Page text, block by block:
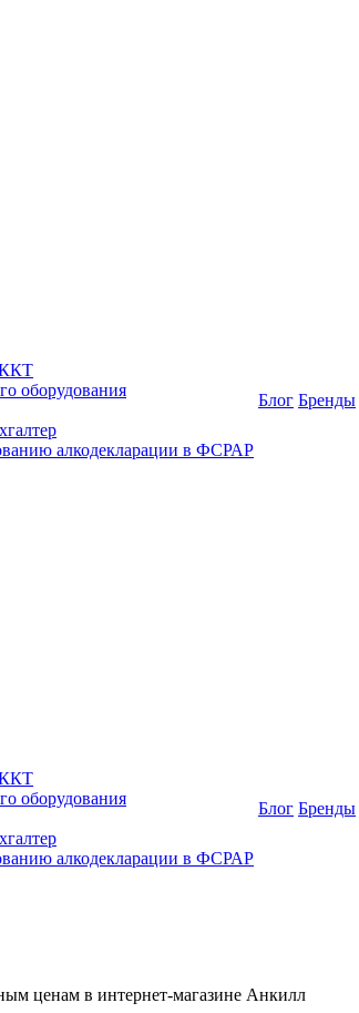
ККТ
оборудования
алкодекларации в ФСРАР
Блог Бренды
ККТ
оборудования
алкодекларации в ФСРАР
Блог Бренды
ценам в интернет-магазине Анкилл